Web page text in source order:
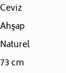
Ceviz
Ahşap
Naturel
73 cm